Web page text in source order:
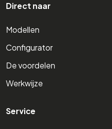
Direct naar
Modellen
Configurator
De voordelen
Werkwijze
Service